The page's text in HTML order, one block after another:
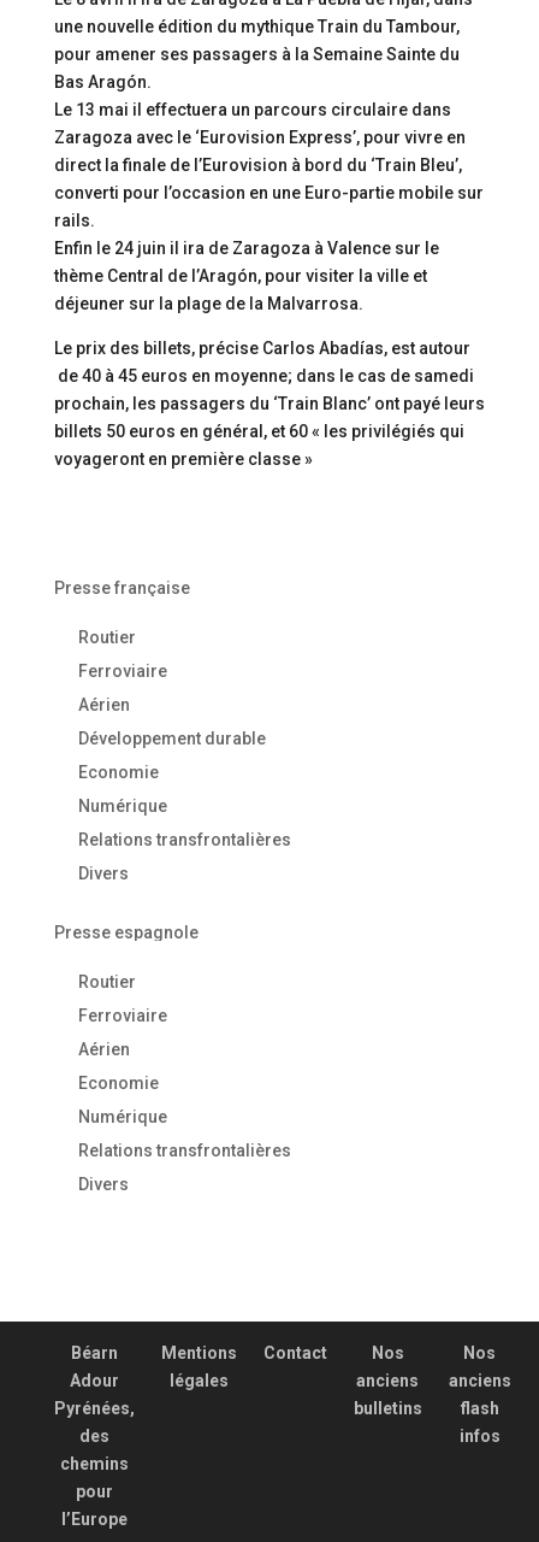
une nouvelle édition du mythique Train du Tambour,
pour amener ses passagers à la Semaine Sainte du
Bas Aragón.
Le 13 mai il effectuera un parcours circulaire dans
Zaragoza avec le ‘Eurovision Express’, pour vivre en
direct la finale de l’Eurovision à bord du ‘Train Bleu’,
converti pour l’occasion en une Euro-partie mobile sur
rails.
Enfin le 24 juin il ira de Zaragoza à Valence sur le
thème Central de l’Aragón, pour visiter la ville et
déjeuner sur la plage de la Malvarrosa.
Le prix des billets, précise Carlos Abadías, est autour
de 40 à 45 euros en moyenne; dans le cas de samedi
prochain, les passagers du ‘Train Blanc’ ont payé leurs
billets 50 euros en général, et 60 « les privilégiés qui
voyageront en première classe »
Presse française
Routier
Ferroviaire
Aérien
Développement durable
Economie
Numérique
Relations transfrontalières
Divers
Presse espagnole
Routier
Ferroviaire
Aérien
Economie
Numérique
Relations transfrontalières
Divers
Béarn
Adour
Pyrénées,
des
chemins
pour
l’Europe
Mentions
légales
Contact
Nos
anciens
bulletins
Nos
anciens
flash
infos